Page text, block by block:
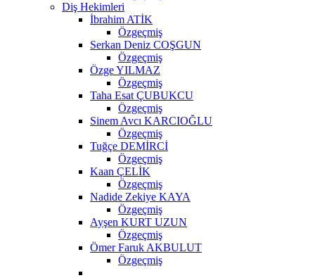
Diş Hekimleri
İbrahim ATİK
Özgeçmiş
Serkan Deniz COŞGUN
Özgeçmiş
Özge YILMAZ
Özgeçmiş
Taha Esat ÇUBUKCU
Özgeçmiş
Sinem Avcı KARCIOĞLU
Özgeçmiş
Tuğçe DEMİRCİ
Özgeçmiş
Kaan ÇELİK
Özgeçmiş
Nadide Zekiye KAYA
Özgeçmiş
Ayşen KURT UZUN
Özgeçmiş
Ömer Faruk AKBULUT
Özgeçmiş